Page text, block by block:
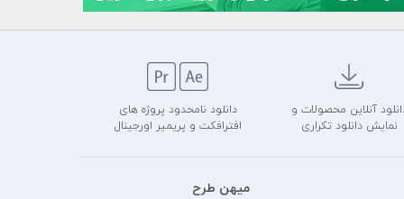
آنلاین محصولات و
نمایش دانلود تکراری
دانلود نامحدود پروژه های
افترافکت و پریمیر اورجینال
میهن طرح